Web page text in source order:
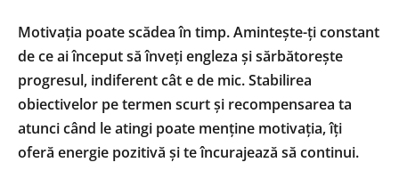
Motivația poate scădea în timp. Amintește-ți constant
de ce ai început să înveți engleza și sărbătorește
progresul, indiferent cât e de mic. Stabilirea
obiectivelor pe termen scurt și recompensarea ta
atunci când le atingi poate menține motivația, îți
oferă energie pozitivă și te încurajează să continui.